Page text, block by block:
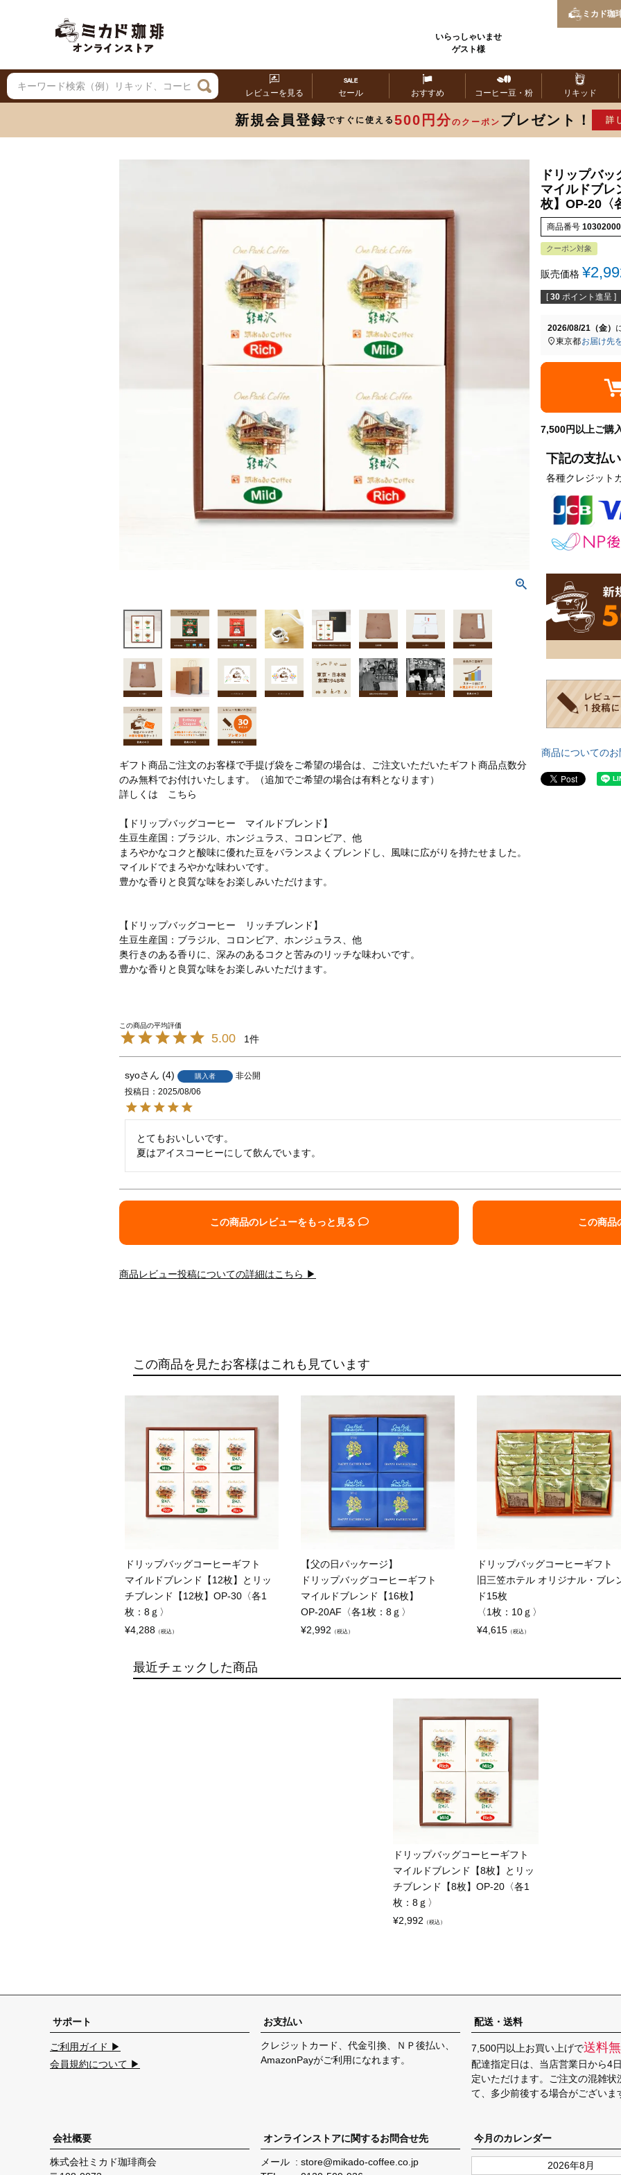
いらっしゃいませ
ゲスト様
ミカド珈
レビューを見る セール おすすめ コーヒー豆・粉 リキッド
新規会員登録ですぐに使える 500円分のクーポン プレゼント！ 詳
ギフト商品ご注文のお客様で手提げ袋をご希望の場合は、ご注文いただいたギフト商品点数分
のみ無料でお付けいたします。（追加でご希望の場合は有料となります）
詳しくは
こちら
【ドリップバッグコーヒー マイルドブレンド】
生豆生産国：ブラジル、ホンジュラス、コロンビア、他
まろやかなコクと酸味に優れた豆をバランスよくブレンドし、風味に広がりを持たせました。
マイルドでまろやかな味わいです。
豊かな香りと良質な味をお楽しみいただけます。
【ドリップバッグコーヒー リッチブレンド】
生豆生産国：ブラジル、コロンビア、ホンジュラス、他
奥行きのある香りに、深みのあるコクと苦みのリッチな味わいです。
豊かな香りと良質な味をお楽しみいただけます。
ドリップバ
マイルドブレ
枚】OP-20〈
商品番号
クーポン対象
販売価格 ¥
[ 30 ポイント進呈 ]
2026/08/21（金）
東京都お届け先
7,500円以上ご購
下記の支払
各種クレジット
商品についての
5.00 1
syo 4 購入者
非公開
投稿日
2025/08/06
とてもおいしいです。
夏はアイスコーヒーにして飲んでいます。
この商品のレビューをもっと見る この商品
商品レビュー投稿についての詳細はこちら ▶
この商品を見たお客様はこれも見ています
ドリップバッグコーヒーギフト
マイルドブレンド【12枚】とリッ
チブレンド【12枚】OP-30〈各1
枚：8ｇ〉
¥4,288 （税込）
【父の日パッケージ】
ドリップバッグコーヒーギフト
マイルドブレンド【16枚】
OP-20AF〈各1枚：8ｇ〉
¥2,992 （税込）
ドリップバッグコーヒーギフト
旧三笠ホテル オリジナル・ブレ
ド15枚
〈1枚：10ｇ〉
¥4,615 （税込）
最近チェックした商品
ドリップバッグコーヒーギフト
マイルドブレンド【8枚】とリッ
チブレンド【8枚】OP-20〈各1
枚：8ｇ〉
¥2,992 （税込）
サポート
ご利用ガイド ▶
会員規約について ▶
お支払い
クレジットカード、代金引換、ＮＰ後払い、
AmazonPayがご利用になれます。
配送・送料
7,500円以上お買い上げで送料
配達指定日は、当店営業日から4
定いただけます。ご注文の混雑状
て、多少前後する場合がございま
会社概要
株式会社ミカド珈琲商会
オンラインストアに関するお問合せ先
メール
store@mikado-coffee.co.jp
今月のカレンダー
2026年8月